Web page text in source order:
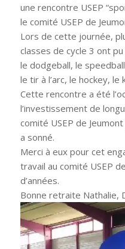
une rencontre USEP
le comité USEP de
Lors de cette journée,
classes de cycle 3 ont
le dodgeball, le
le tir à l’arc, le hockey, le
Cette rencontre a été
l’investissement de
comité USEP de
a sonné.
Merci à eux pour cet
travail au comité USEP
d’années.
Bonne retraite Nathalie,